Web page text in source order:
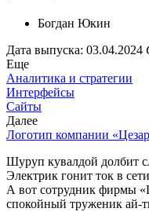
Богдан Юкин
Дата выпуска: 03.04.2024
Еще
Аналитика и стратегии
Интерфейсы
Сайты
Далее
Логотип компании
Шуруп кувалдой долбит
Электрик гонит ток в
А вот сотрудник фирмы
спокойный труженик ай-